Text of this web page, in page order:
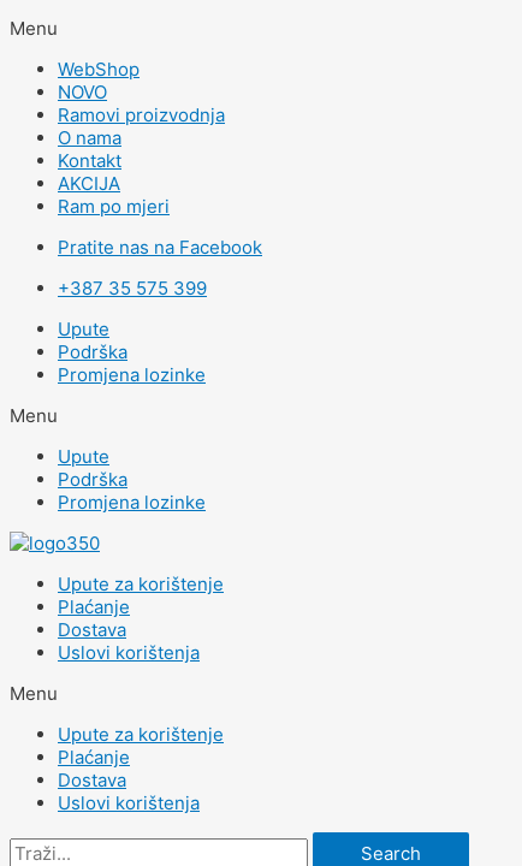
Menu
WebShop
NOVO
Ramovi proizvodnja
O nama
Kontakt
AKCIJA
Ram po mjeri
Pratite nas na Facebook
+387 35 575 399
Upute
Podrška
Promjena lozinke
Menu
Upute
Podrška
Promjena lozinke
Upute za korištenje
Plaćanje
Dostava
Uslovi korištenja
Menu
Upute za korištenje
Plaćanje
Dostava
Uslovi korištenja
Search